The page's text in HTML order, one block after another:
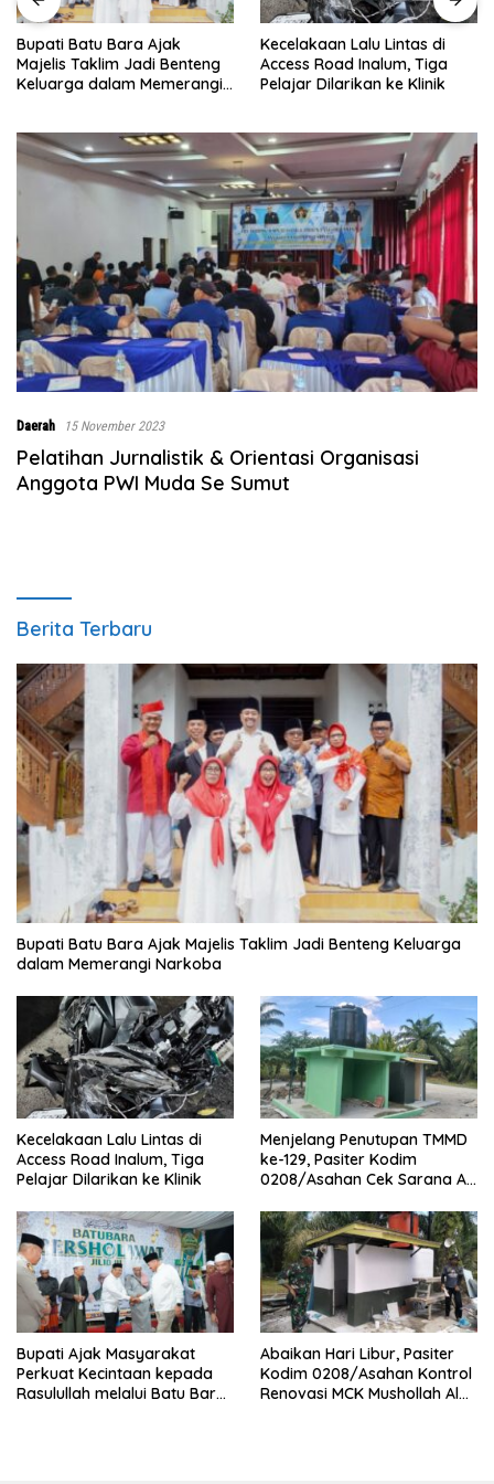
Batu Bara Ajak
Taklim Jadi Benteng
dalam Memerangi
Kecelakaan Lalu Lintas di
Access Road Inalum, Tiga
Pelajar Dilarikan ke Klinik
Daerah 15 November 2023
Pelatihan Jurnalistik & Orientasi Organisasi
Anggota PWI Muda Se Sumut
Berita Terbaru
Bupati Batu Bara Ajak Majelis Taklim Jadi Benteng Keluarga
dalam Memerangi Narkoba
Kecelakaan Lalu Lintas di
Access Road Inalum, Tiga
Pelajar Dilarikan ke Klinik
Menjelang Penutupan TMMD
ke-129, Pasiter Kodim
0208/Asahan Cek Sarana Air
Bupati Ajak Masyarakat
Perkuat Kecintaan kepada
Rasulullah melalui Batu Bara
Abaikan Hari Libur, Pasiter
Kodim 0208/Asahan Kontrol
Renovasi MCK Mushollah Al